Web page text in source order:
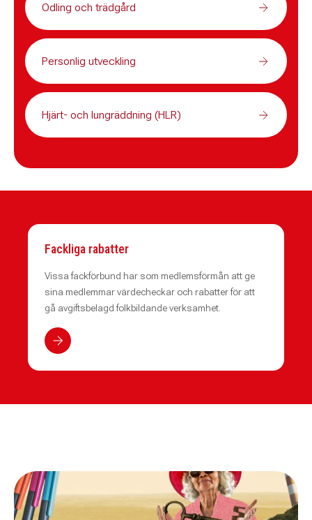
Odling och trädgård
Personlig utveckling
Hjärt- och lungräddning (HLR)
Fackliga rabatter
Vissa fackförbund har som medlemsförmån att ge
sina medlemmar värdecheckar och rabatter för att
gå avgiftsbelagd folkbildande verksamhet.